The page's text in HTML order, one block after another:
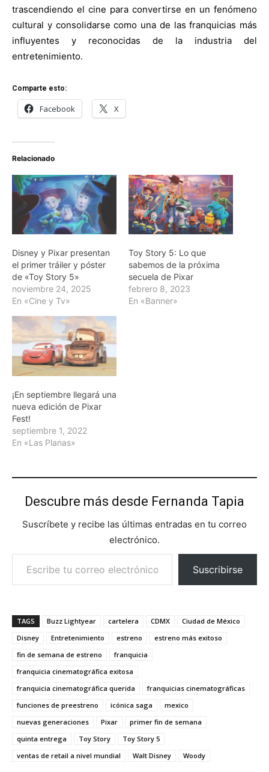
trascendiendo el cine para convertirse en un fenómeno
cultural y consolidarse como una de las franquicias más
influyentes y reconocidas de la industria del
entretenimiento.
Comparte esto:
Facebook X
Relacionado
Disney y Pixar presentan
el primer tráiler y póster
de «Toy Story 5»
noviembre 24, 2025
En «Cine y Tv»
Toy Story 5: Lo que
sabemos de la próxima
secuela de Pixar
febrero 8, 2023
En «Banner»
¡En septiembre llegará una
nueva edición de Pixar
Fest!
septiembre 1, 2022
En «Las Planas»
Descubre más desde Fernanda Tapia
Suscríbete y recibe las últimas entradas en tu correo
electrónico.
Escribe tu correo electrónico…
Suscribirse
TAGS Buzz Lightyear cartelera CDMX
Ciudad de México
Disney
Entretenimiento estreno
estreno más exitoso
fin de semana de estreno
franquicia
franquicia cinematográfica exitosa
franquicia cinematográfica querida
franquicias cinematográficas
funciones de preestreno
icónica saga
mexico
nuevas generaciones
Pixar
primer fin de semana
quinta entrega
Toy Story
Toy Story 5
ventas de retail a nivel mundial
Walt Disney Woody